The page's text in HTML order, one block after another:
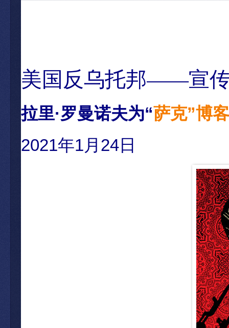
美国反乌托邦——宣
拉里·罗曼诺夫为“萨克”博
2021年1月24日